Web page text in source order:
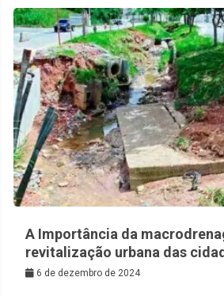
A Importância da
revitalização urbana das
6 de dezembro de 2024